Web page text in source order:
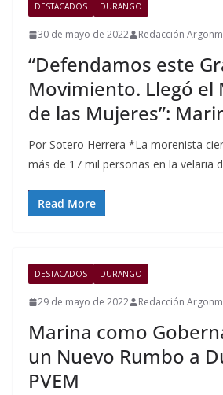
DESTACADOS DURANGO
30 de mayo de 2022 Redacción
“Defendamos este
Movimiento. Llegó el
de las Mujeres”:
Por Sotero Herrera *La morenista
más de 17 mil personas en la velaria
Read More
DESTACADOS DURANGO
29 de mayo de 2022 Redacción
Marina como
un Nuevo Rumbo a
PVEM